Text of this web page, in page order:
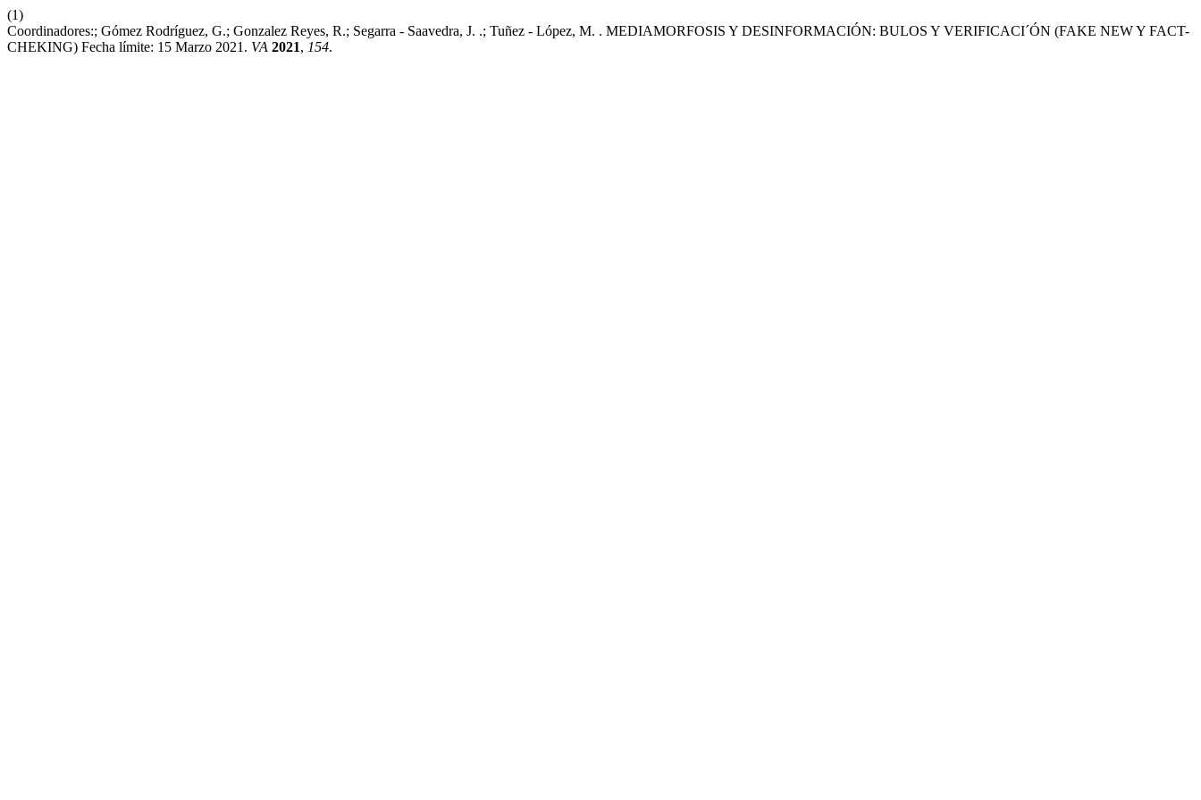
(1)
Coordinadores:; Gómez Rodríguez, G.; Gonzalez Reyes, R.; Segarra - Saavedra, J. .; Tuñez - López, M. . MEDIAMORFOSIS Y DESINFORMACIÓN: BULOS Y VERIFICACI´ÓN (FAKE NEW Y FACT-
CHEKING) Fecha límite: 15 Marzo 2021. VA 2021, 154.